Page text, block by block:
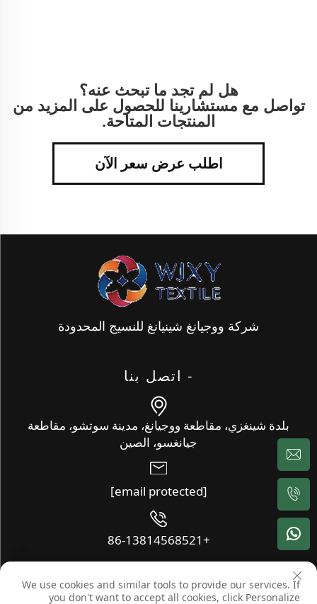
هل لم تجد ما تبحث عنه؟
تواصل مع مستشارينا للحصول على المزيد من
المنتجات المتاحة.
اطلب عرض سعر الآن
شركة ووجيانغ شينيانغ للنسيج المحدودة
- اتصل بنا
بلدة شينغزي، مقاطعة ووجيانغ، مدينة سوتشو، مقاطعة
جيانغسو، الصين
[email protected]
+86-13814568521
حقوق النشر © شركة ووجيانغ شينيانغ للنسيج المحدودة. جميع الحقوق
We use cookies and similar tools to provide our services. If
you don't want to accept all cookies, click Personalize